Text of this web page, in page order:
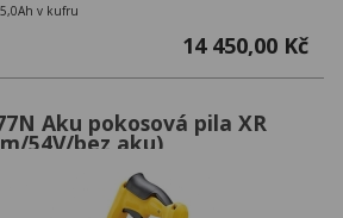
v kufru
14 450,00 Kč
Aku pokosová pila XR
54V/bez aku)